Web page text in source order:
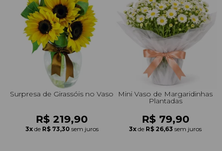
Surpresa de Girassóis no Vaso
R$ 219,90
3x de R$ 73,30 sem juros
Mini Vaso de Margaridinhas
Plantadas
R$ 79,90
3x de R$ 26,63 sem juros